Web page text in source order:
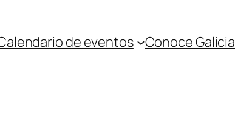
de eventos Conoce Galicia